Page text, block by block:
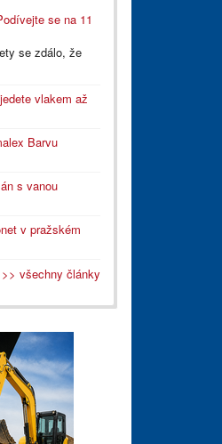
se na 11
se zdálo, že
vlakem až
Barvu
s vanou
v pražském
>> všechny články